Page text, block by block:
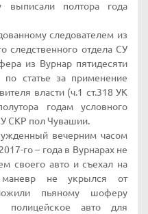
выписали полтора года
следователем из
следственного отдела СУ
из Вурнар пятидесяти
статье за применение
власти (ч.1 ст.318 УК
годам условного
СКР пол Чувашии.
вечерним часом
го – года в Вурнарах не
своего авто и съехал на
маневр не укрылся от
пьяному шоферу
полицейское авто для